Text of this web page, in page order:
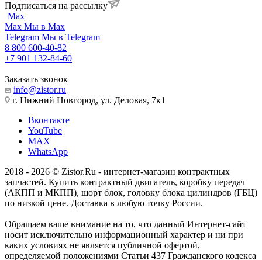
Подписаться на рассылку
Max
Max Мы в Max
Telegram Мы в Telegram
8 800 600-40-82
+7 901 132-84-60
Заказать звонок
info@zistor.ru
г. Нижний Новгород, ул. Деловая, 7к1
Вконтакте
YouTube
MAX
WhatsApp
2018 - 2026 © Zistor.Ru - интернет-магазин контрактных
запчастей. Купить контрактный двигатель, коробку передач
(АКПП и МКПП), шорт блок, головку блока цилиндров (ГБЦ)
по низкой цене. Доставка в любую точку России.
Обращаем ваше внимание на то, что данный Интернет-сайт
носит исключительно информационный характер и ни при
каких условиях не является публичной офертой,
определяемой положениями Статьи 437 Гражданского кодекса